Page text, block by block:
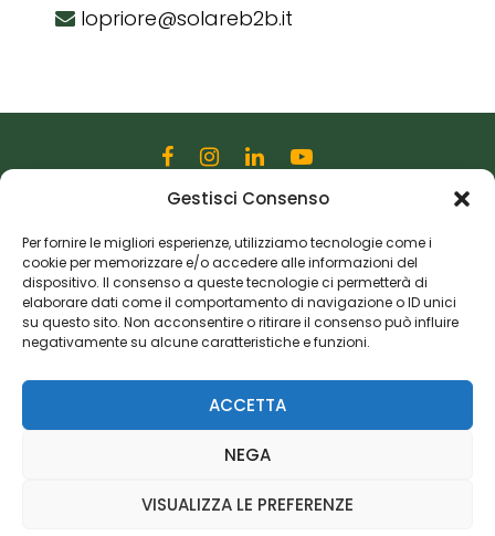
Gestisci Consenso
Per fornire le migliori esperienze, utilizziamo tecnologie come i
cookie per memorizzare e/o accedere alle informazioni del
dispositivo. Il consenso a queste tecnologie ci permetterà di
elaborare dati come il comportamento di navigazione o ID unici
su questo sito. Non acconsentire o ritirare il consenso può influire
negativamente su alcune caratteristiche e funzioni.
ACCETTA
NEGA
VISUALIZZA LE PREFERENZE
lopriore@solareb2b.it
Via Martiri della Libertà, 28
20833 Giussano (MB)
P.I. 06982770965
Privacy Policy